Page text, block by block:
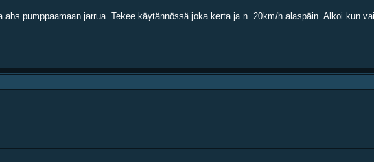
pumppaamaan jarrua. Tekee käytännössä joka kerta ja n. 20km/h alaspäin. Alkoi kun